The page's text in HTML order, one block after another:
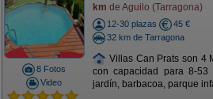
8 Fotos
Video
km de Aguilo (Tarragona)
12-30 plazas
45 €
32 km de Tarragona
Villas Can Prats son 4
con capacidad para 8-53
jardín, barbacoa, parque